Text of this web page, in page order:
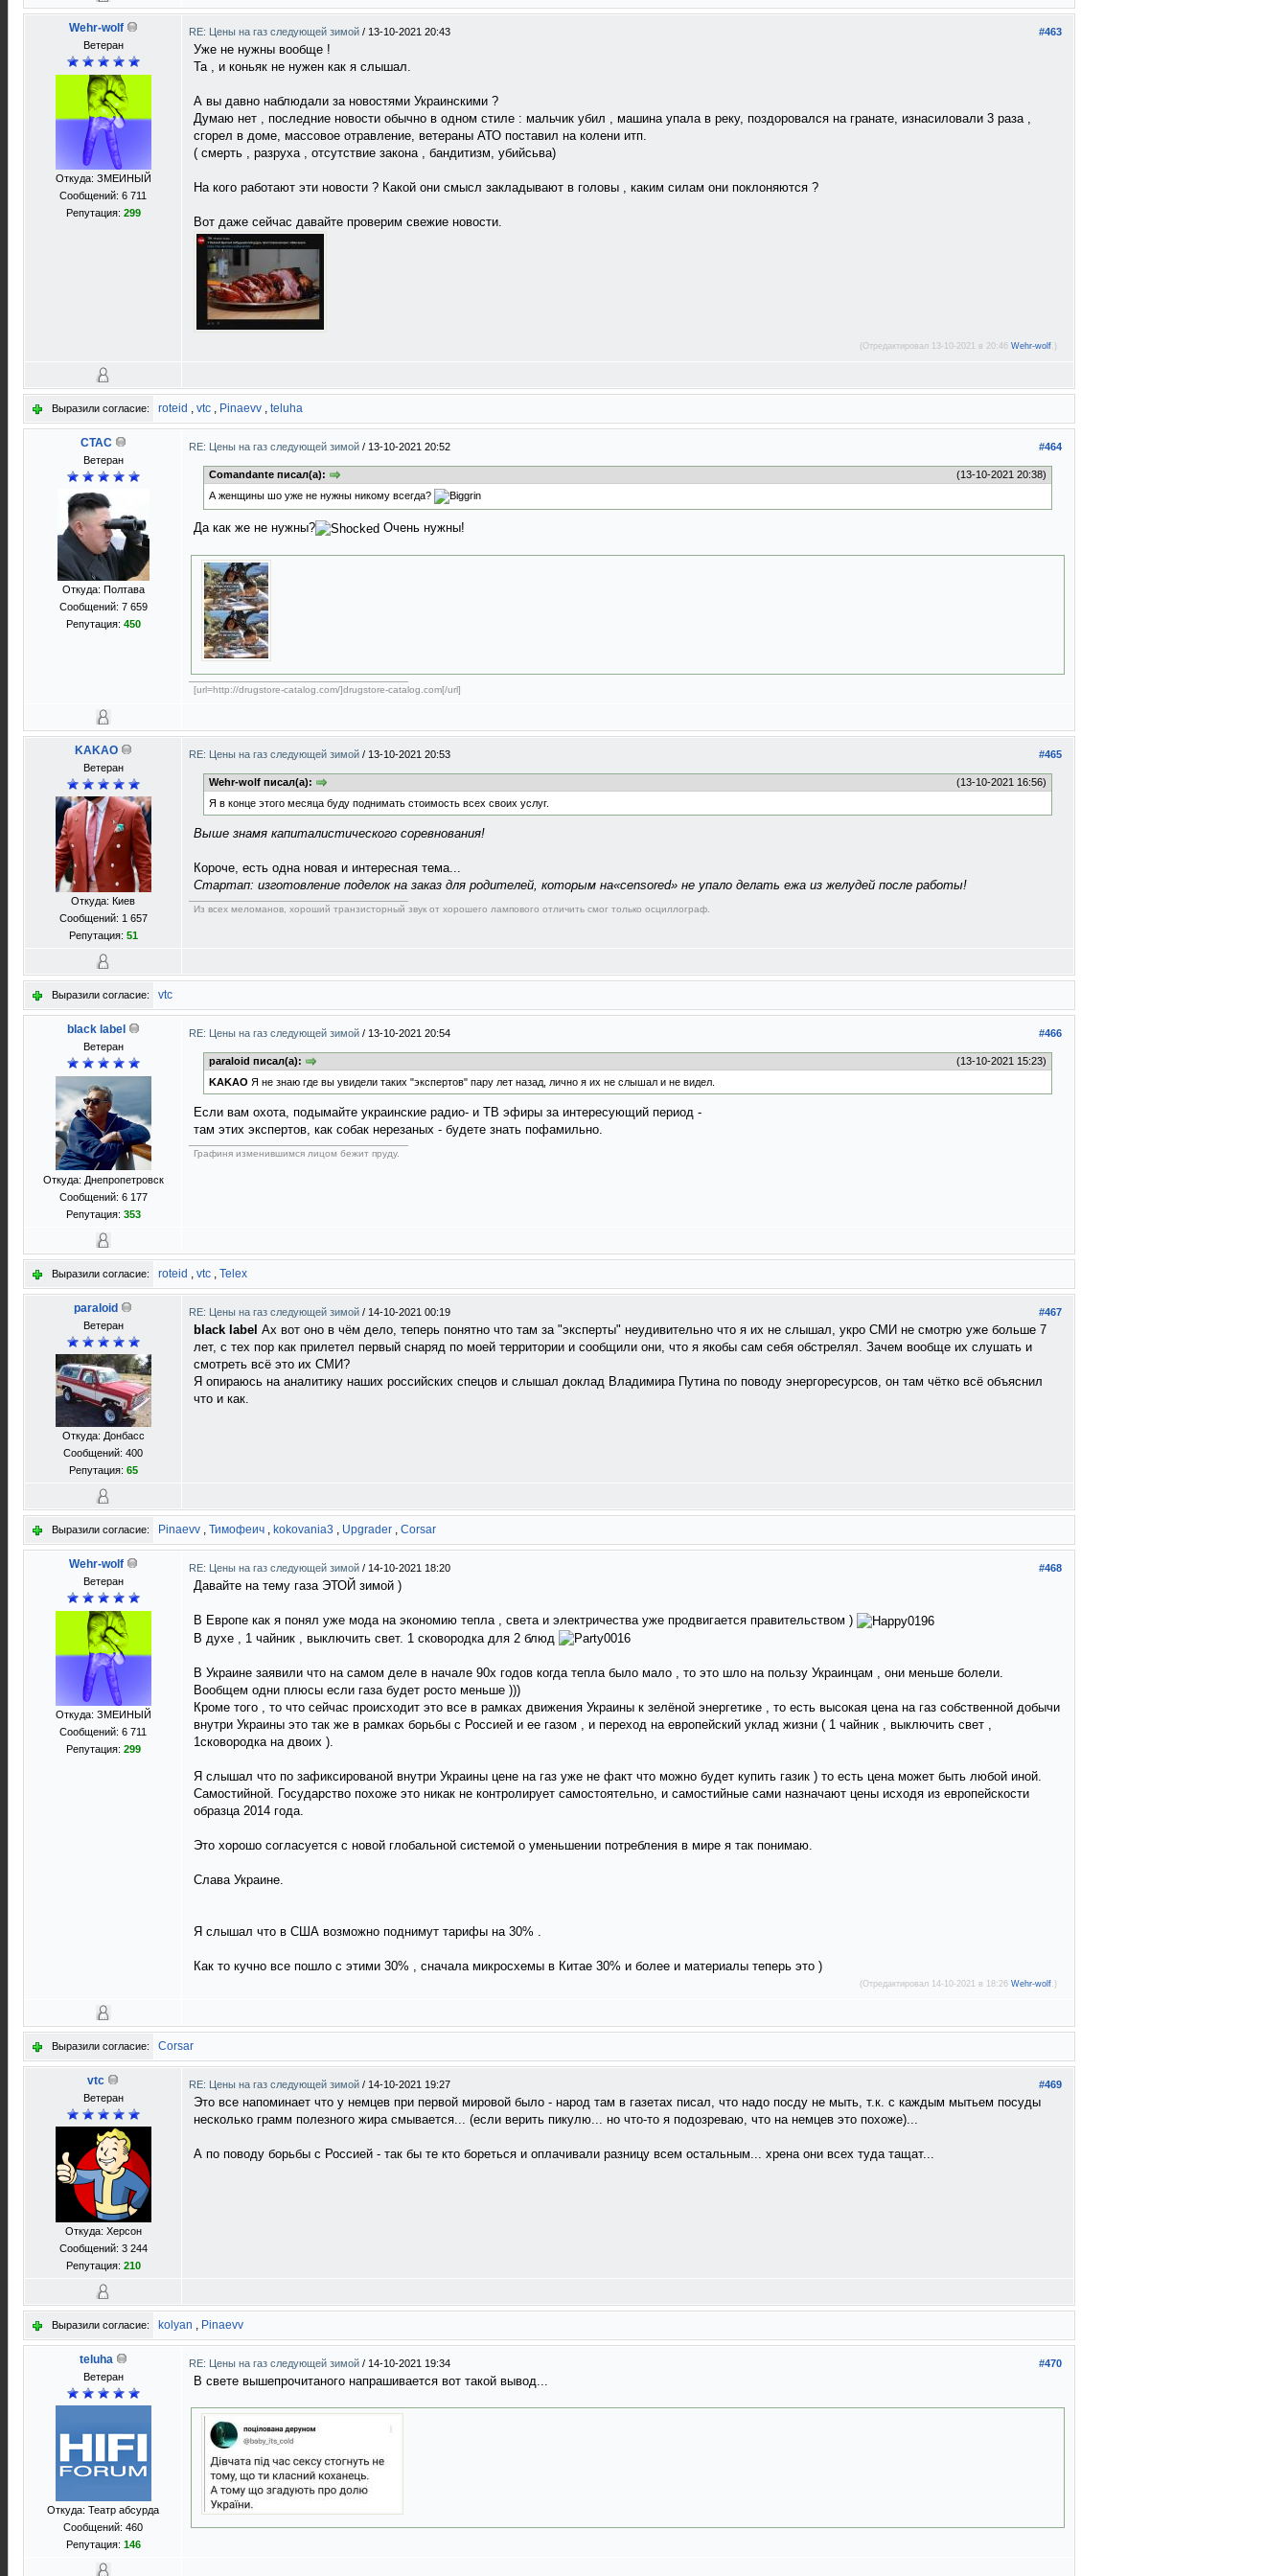
Wehr-wolf
Ветеран
Откуда: ЗМЕИНЫЙ
Сообщений: 6 711
Репутация: 299
#463
RE: Цены на газ следующей зимой / 13-10-2021 20:43
Уже не нужны вообще !
Та , и коньяк не нужен как я слышал.
А вы давно наблюдали за новостями Украинскими ?
Думаю нет , последние новости обычно в одном стиле : мальчик убил , машина упала в реку, поздоровался на гранате, изнасиловали 3 раза ,
сгорел в доме, массовое отравление, ветераны АТО поставил на колени итп.
( смерть , разруха , отсутствие закона , бандитизм, убийсьва)
На кого работают эти новости ? Какой они смысл закладывают в головы , каким силам они поклоняются ?
Вот даже сейчас давайте проверим свежие новости.
(Отредактировал 13-10-2021 в 20:46 Wehr-wolf.)
Выразили согласие: roteid , vtc , Pinaevv , teluha
CTAC
Ветеран
Откуда: Полтава
Сообщений: 7 659
Репутация: 450
#464
RE: Цены на газ следующей зимой / 13-10-2021 20:52
(13-10-2021 20:38)
Comandante писал(а):
А женщины шо уже не нужны никому всегда?
Да как же не нужны? Очень нужны!
[url=http://drugstore-catalog.com/]drugstore-catalog.com[/url]
KAKAO
Ветеран
Откуда: Киев
Сообщений: 1 657
Репутация: 51
#465
RE: Цены на газ следующей зимой / 13-10-2021 20:53
(13-10-2021 16:56)
Wehr-wolf писал(а):
Я в конце этого месяца буду поднимать стоимость всех своих услуг.
Выше знамя капиталистического соревнования!
Короче, есть одна новая и интересная тема...
Стартап: изготовление поделок на заказ для родителей, которым на«censored» не упало делать ежа из желудей после работы!
Из всех меломанов, хороший транзисторный звук от хорошего лампового отличить смог только осциллограф.
Выразили согласие: vtc
black label
Ветеран
Откуда: Днепропетровск
Сообщений: 6 177
Репутация: 353
#466
RE: Цены на газ следующей зимой / 13-10-2021 20:54
(13-10-2021 15:23)
paraloid писал(а):
KAKAO Я не знаю где вы увидели таких "экспертов" пару лет назад, лично я их не слышал и не видел.
Если вам охота, подымайте украинские радио- и ТВ эфиры за интересующий период -
там этих экспертов, как собак нерезаных - будете знать пофамильно.
Графиня изменившимся лицом бежит пруду.
Выразили согласие: roteid , vtc , Telex
paraloid
Ветеран
Откуда: Донбасс
Сообщений: 400
Репутация: 65
#467
RE: Цены на газ следующей зимой / 14-10-2021 00:19
black label Ах вот оно в чём дело, теперь понятно что там за "эксперты" неудивительно что я их не слышал, укро СМИ не смотрю уже больше 7
лет, с тех пор как прилетел первый снаряд по моей территории и сообщили они, что я якобы сам себя обстрелял. Зачем вообще их слушать и
смотреть всё это их СМИ?
Я опираюсь на аналитику наших российских спецов и слышал доклад Владимира Путина по поводу энергоресурсов, он там чётко всё объяснил
что и как.
Выразили согласие: Pinaevv , Тимофеич , kokovania3 , Upgrader , Corsar
Wehr-wolf
Ветеран
Откуда: ЗМЕИНЫЙ
Сообщений: 6 711
Репутация: 299
#468
RE: Цены на газ следующей зимой / 14-10-2021 18:20
Давайте на тему газа ЭТОЙ зимой )
В Европе как я понял уже мода на экономию тепла , света и электричества уже продвигается правительством )
В духе , 1 чайник , выключить свет. 1 сковородка для 2 блюд
В Украине заявили что на самом деле в начале 90х годов когда тепла было мало , то это шло на пользу Украинцам , они меньше болели.
Вообщем одни плюсы если газа будет росто меньше )))
Кроме того , то что сейчас происходит это все в рамках движения Украины к зелёной энергетике , то есть высокая цена на газ собственной добычи
внутри Украины это так же в рамках борьбы с Россией и ее газом , и переход на европейский уклад жизни ( 1 чайник , выключить свет ,
1сковородка на двоих ).
Я слышал что по зафиксированой внутри Украины цене на газ уже не факт что можно будет купить газик ) то есть цена может быть любой иной.
Самостийной. Государство похоже это никак не контролирует самостоятельно, и самостийные сами назначают цены исходя из европейскости
образца 2014 года.
Это хорошо согласуется с новой глобальной системой о уменьшении потребления в мире я так понимаю.
Слава Украине.
Я слышал что в США возможно поднимут тарифы на 30% .
Как то кучно все пошло с этими 30% , сначала микросхемы в Китае 30% и более и материалы теперь это )
(Отредактировал 14-10-2021 в 18:26 Wehr-wolf.)
Выразили согласие: Corsar
vtc
Ветеран
Откуда: Херсон
Сообщений: 3 244
Репутация: 210
#469
RE: Цены на газ следующей зимой / 14-10-2021 19:27
Это все напоминает что у немцев при первой мировой было - народ там в газетах писал, что надо посду не мыть, т.к. с каждым мытьем посуды
несколько грамм полезного жира смывается... (если верить пикулю... но что-то я подозреваю, что на немцев это похоже)...
А по поводу борьбы с Россией - так бы те кто бореться и оплачивали разницу всем остальным... хрена они всех туда тащат...
Выразили согласие: kolyan , Pinaevv
teluha
Ветеран
Откуда: Театр абсурда
Сообщений: 460
Репутация: 146
#470
RE: Цены на газ следующей зимой / 14-10-2021 19:34
В свете вышепрочитаного напрашивается вот такой вывод...